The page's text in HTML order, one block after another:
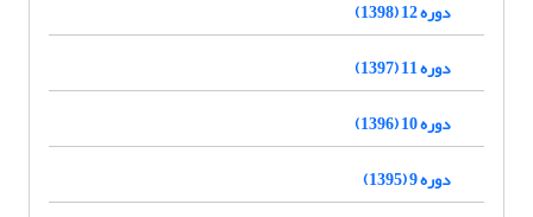
دوره 12 (1398)
دوره 11 (1397)
دوره 10 (1396)
دوره 9 (1395)